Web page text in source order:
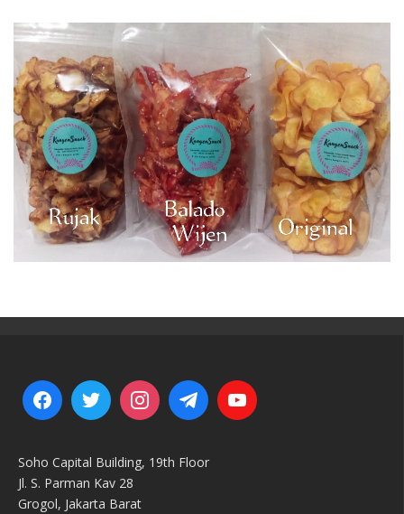
Soho Capital Building, 19th Floor
Jl. S. Parman Kav 28
Grogol, Jakarta Barat